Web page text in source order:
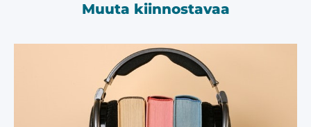
Muuta kiinnostavaa